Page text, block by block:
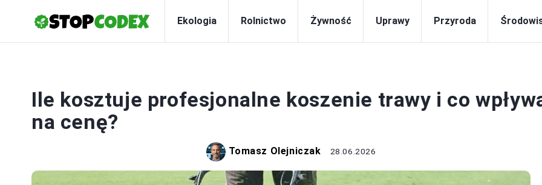
Ekologia Rolnictwo Żywność Uprawy Przyroda
Ile kosztuje profesjonalne koszenie trawy i co
na cenę?
Tomasz Olejniczak 28.06.2026